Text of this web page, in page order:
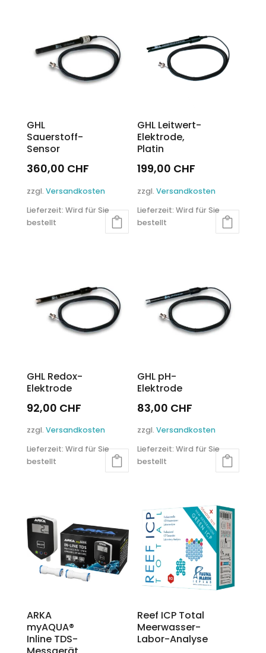
der
Produktseite
können
auf
Produktseite
GHL
Sauerstoff-
Sensor
360,00 CHF
zzgl. Versandkosten
Lieferzeit: Wird für Sie
bestellt
GHL Leitwert-
Elektrode,
Platin
199,00 CHF
zzgl.Versandkosten
Lieferzeit:Wird für Sie
bestellt
GHL Redox-
Elektrode
92,00 CHF
zzgl. Versandkosten
Lieferzeit: Wird für Sie
bestellt
GHL pH-
Elektrode
83,00 CHF
zzgl.Versandkosten
Lieferzeit:Wird für Sie
bestellt
ARKA
myAQUA®
Inline TDS-
Reef ICP Total
Meerwasser-
Labor-Analyse